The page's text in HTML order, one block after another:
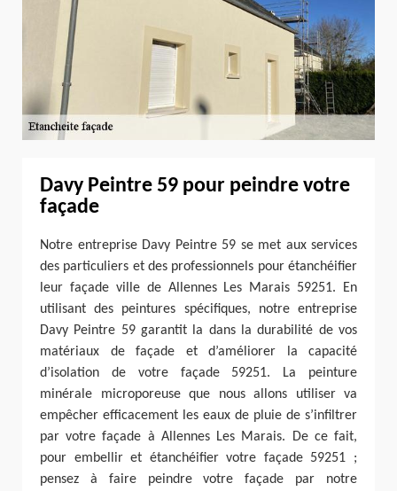
Davy Peintre 59 pour peindre votre
façade
Notre entreprise Davy Peintre 59 se met aux services
des particuliers et des professionnels pour étanchéifier
leur façade ville de Allennes Les Marais 59251. En
utilisant des peintures spécifiques, notre entreprise
Davy Peintre 59 garantit la dans la durabilité de vos
matériaux de façade et d’améliorer la capacité
d’isolation de votre façade 59251. La peinture
minérale microporeuse que nous allons utiliser va
empêcher efficacement les eaux de pluie de s’infiltrer
par votre façade à Allennes Les Marais. De ce fait,
pour embellir et étanchéifier votre façade 59251 ;
pensez à faire peindre votre façade par notre